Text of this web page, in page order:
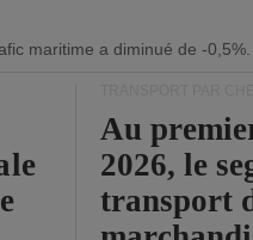
maritime a diminué de -0,5%.
Au
2026, le
transport